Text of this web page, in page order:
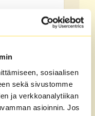
sosiaalisen
sekä sivustomme
ja verkkoanalytiikan
asioinnin. Jos
Vuosaari